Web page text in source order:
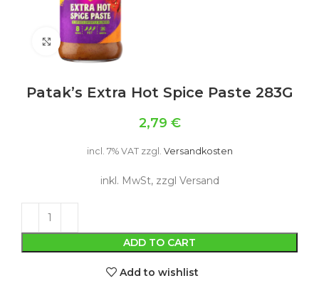
Click to enlarge
Patak’s Extra Hot Spice Paste 283G
2,79 €
incl. 7% VAT zzgl. Versandkosten
inkl. MwSt, zzgl Versand
ADD TO CART
Add to wishlist